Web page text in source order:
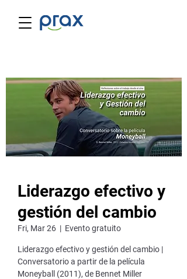
Liderazgo efectivo y
gestión del cambio
Fri, Mar 26
  |
Evento gratuito
Liderazgo efectivo y gestión del cambio |
Conversatorio a partir de la película
Moneyball (2011), de Bennet Miller